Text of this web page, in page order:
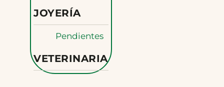
JOYERÍA
Pendientes
VETERINARIA